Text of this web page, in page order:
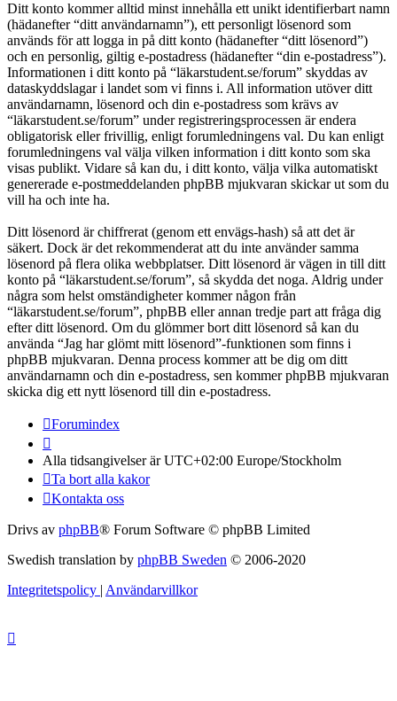
Ditt konto kommer alltid minst innehålla ett unikt identifierbart namn
(hädanefter “ditt användarnamn”), ett personligt lösenord som
används för att logga in på ditt konto (hädanefter “ditt lösenord”)
och en personlig, giltig e-postadress (hädanefter “din e-postadress”).
Informationen i ditt konto på “läkarstudent.se/forum” skyddas av
dataskyddslagar i landet som vi finns i. All information utöver ditt
användarnamn, lösenord och din e-postadress som krävs av
“läkarstudent.se/forum” under registreringsprocessen är endera
obligatorisk eller frivillig, enligt forumledningens val. Du kan enligt
forumledningens val välja vilken information i ditt konto som ska
visas publikt. Vidare så kan du, i ditt konto, välja vilka automatiskt
genererade e-postmeddelanden phpBB mjukvaran skickar ut som du
vill ha och inte ha.
Ditt lösenord är chiffrerat (genom ett envägs-hash) så att det är
säkert. Dock är det rekommenderat att du inte använder samma
lösenord på flera olika webbplatser. Ditt lösenord är vägen in till ditt
konto på “läkarstudent.se/forum”, så skydda det noga. Aldrig under
några som helst omständigheter kommer någon från
“läkarstudent.se/forum”, phpBB eller annan tredje part att fråga dig
efter ditt lösenord. Om du glömmer bort ditt lösenord så kan du
använda “Jag har glömt mitt lösenord”-funktionen som finns i
phpBB mjukvaran. Denna process kommer att be dig om ditt
användarnamn och din e-postadress, sen kommer phpBB mjukvaran
skicka dig ett nytt lösenord till din e-postadress.
Forumindex
Alla tidsangivelser är UTC+02:00 Europe/Stockholm
Ta bort alla kakor
Kontakta oss
Drivs av phpBB® Forum Software © phpBB Limited
Swedish translation by phpBB Sweden © 2006-2020
Integritetspolicy | Användarvillkor